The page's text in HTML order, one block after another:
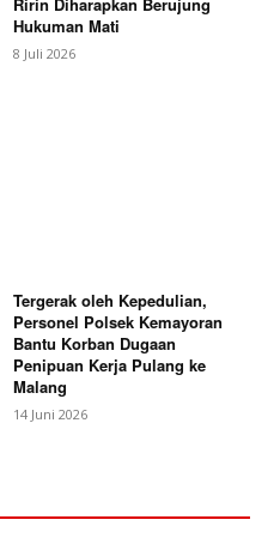
Ririn Diharapkan Berujung
Hukuman Mati
8 Juli 2026
Tergerak oleh Kepedulian,
Personel Polsek Kemayoran
Bantu Korban Dugaan
Penipuan Kerja Pulang ke
Malang
14 Juni 2026